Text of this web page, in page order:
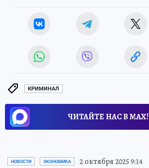
КРИМИНАЛ
ЧИТАЙТЕ НАС В МАХ!
НОВОСТИ ЭКОНОМИКА 2 октября 2025 9:14